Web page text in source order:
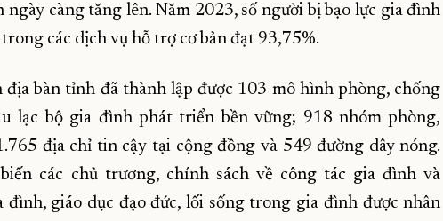
ngày càng tăng lên. Năm 2023, số người bị bạo lực gia đình
các dịch vụ hỗ trợ cơ bản đạt 93,75%.
bàn tỉnh đã thành lập được 103 mô hình phòng, chống
lạc bộ gia đình phát triển bền vững; 918 nhóm phòng,
địa chỉ tin cậy tại cộng đồng và 549 đường dây nóng.
các chủ trương, chính sách về công tác gia đình và
đình, giáo dục đạo đức, lối sống trong gia đình được nhân